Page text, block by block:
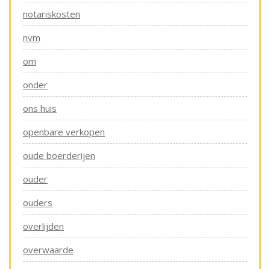
notariskosten
nvm
om
onder
ons huis
openbare verkopen
oude boerderijen
ouder
ouders
overlijden
overwaarde